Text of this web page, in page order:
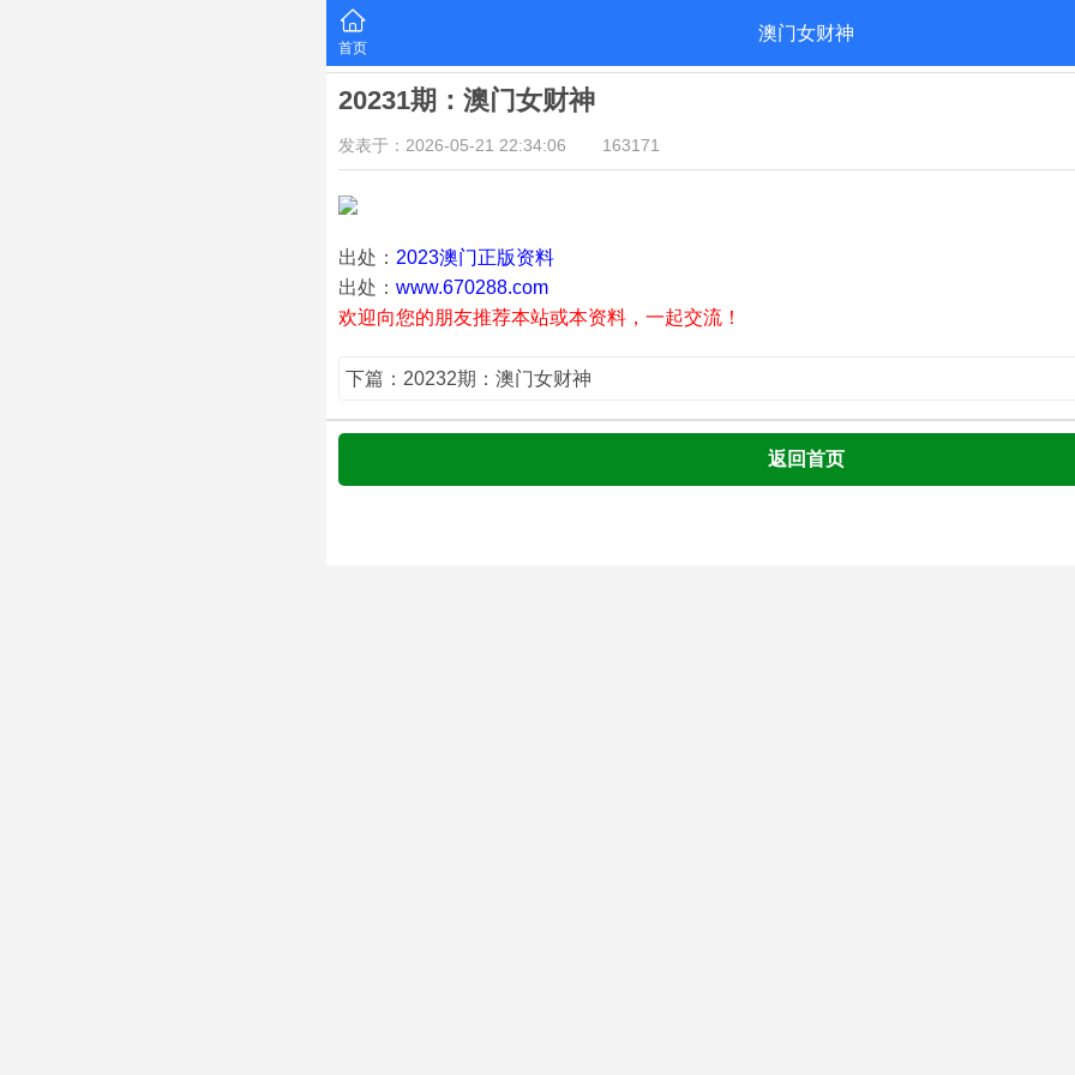
首页
澳门女财神
20231期：澳门女财神
发表于：2026-05-21 22:34:06 163171
出处： 2023澳门正版资料
出处： www.670288.com
欢迎向您的朋友推荐本站或本资料，一起交流！
下篇：20232期：澳门女财神
返回首页